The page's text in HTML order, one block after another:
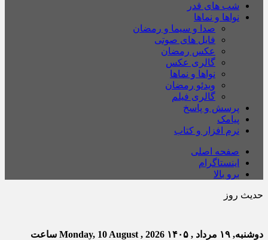
شب های قدر
نواها و نماها
صدا و سیما و رمضان
فایل های صوتی
عکس رمضان
گالری عکس
نواها و نماها
ویدئو رمضان
گالری فیلم
پرسش و پاسخ
پیامک
نرم افزار و کتاب
صفحه اصلی
اینستاگرام
برو بالا
حدیث روز
دوشنبه, ۱۹ مرداد , ۱۴۰۵ Monday, 10 August , 2026 ساعت